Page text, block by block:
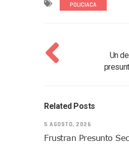
POLICIACA
Un
Related Posts
5 AGOSTO, 2026
Frustran Presunto